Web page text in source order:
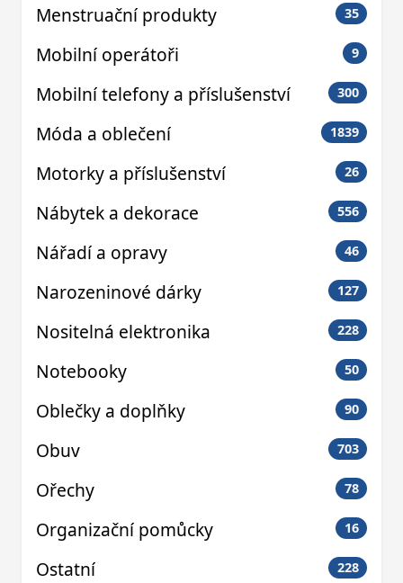
Menstruační produkty 35
Mobilní operátoři 9
Mobilní telefony a příslušenství 300
Móda a oblečení 1839
Motorky a příslušenství 26
Nábytek a dekorace 556
Nářadí a opravy 46
Narozeninové dárky 127
Nositelná elektronika 228
Notebooky 50
Oblečky a doplňky 90
Obuv 703
Ořechy 78
Organizační pomůcky 16
Ostatní 228